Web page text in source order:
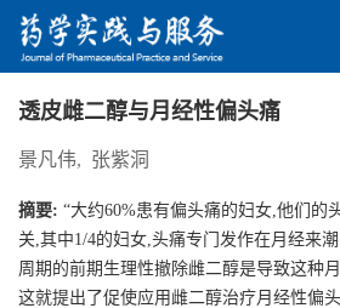
透皮雌二醇与月经性偏头痛
景凡伟, 张紫洞
摘要: “大约60%患有偏头痛的妇女,他们的
关,其中1/4的妇女,头痛专门发作在月经来
周期的前期生理性撤除雌二醇是导致这种
这就提出了促使应用雌二醇治疗月经性偏